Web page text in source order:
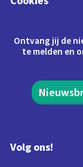
Ontvang jij de
te melden en
Volg ons!